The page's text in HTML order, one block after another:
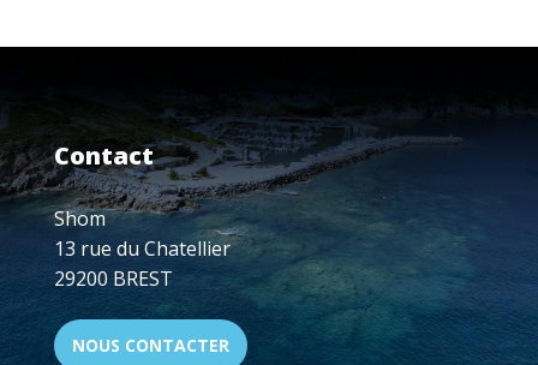
Contact
Shom
13 rue du Chatellier
29200 BREST
NOUS CONTACTER